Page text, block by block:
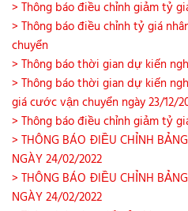
> Thông báo điều chỉnh giảm tỷ
> Thông báo điều chỉnh tỷ giá
chuyển
> Thông báo thời gian dự kiến
> Thông báo thời gian dự kiến
giá cước vận chuyển ngày 23/12/
> Thông báo điều chỉnh giảm tỷ
> THÔNG BÁO ĐIỀU CHỈNH
NGÀY 24/02/2022
> THÔNG BÁO ĐIỀU CHỈNH
NGÀY 24/02/2022